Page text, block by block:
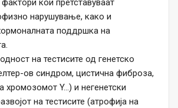
кои претставуваат
нарушување, како и
поддршка на
на тестисите од генетско
ов синдром, цистична фиброза,
хромозомот Y…) и негенетски
на тестисите (атрофија на